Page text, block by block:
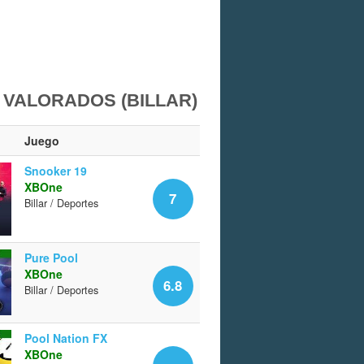
(BILLAR)
Juego
Snooker 19
7
XBOne
Billar / Deportes
Pure Pool
6.8
XBOne
Billar / Deportes
Pool Nation FX
XBOne